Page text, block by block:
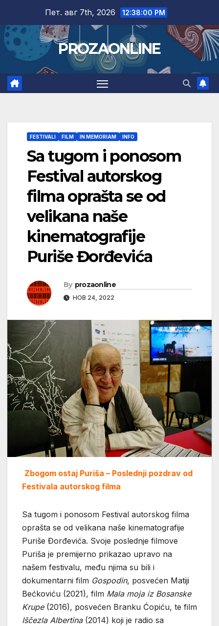
content
Пет. авг 7th, 2026 12:38:01 PM
PROZAONLINE
FESTIVALI FILM IN MEMORIAM INFO
Sa tugom i ponosom
Festival autorskog
filma oprašta se od
velikana naše
kinematografije
Puriše Đorđevića
By prozaonline
НОВ 24, 2022
Zbogom ostaj Puriša – Poslednji pozdrav od
Festivala autorskog filma
Sa tugom i ponosom Festival autorskog filma
oprašta se od velikana naše kinematografije
Puriše Đorđevića. Svoje poslednje filmove
Puriša je premijerno prikazao upravo na
našem festivalu, među njima su bili i
dokumentarni film Gospodin, posvećen Matiji
Bećkoviću (2021), film Mala moja iz Bosanske
Krupe(2016), posvećen Branku Ćopiću, te film
Iščezla Albertina(2014) koji je radio sa